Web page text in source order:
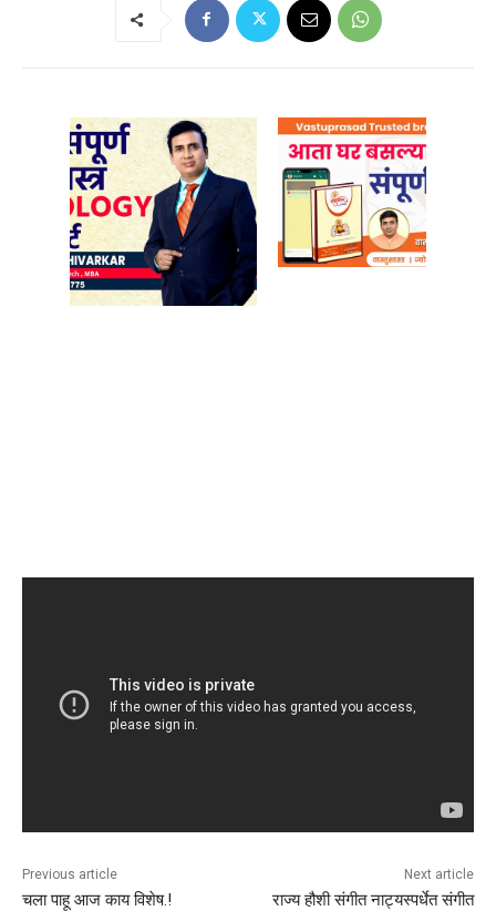
Previous article
चला पाहू आज काय विशेष.!
Next article
राज्य हौशी संगीत नाट्यस्पर्धेत संगीत